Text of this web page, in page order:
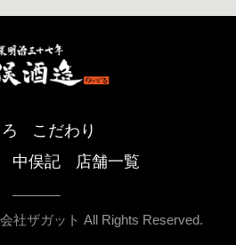
こだわり
中俣記 店舗一覧
社ザガット All Rights Reserved.